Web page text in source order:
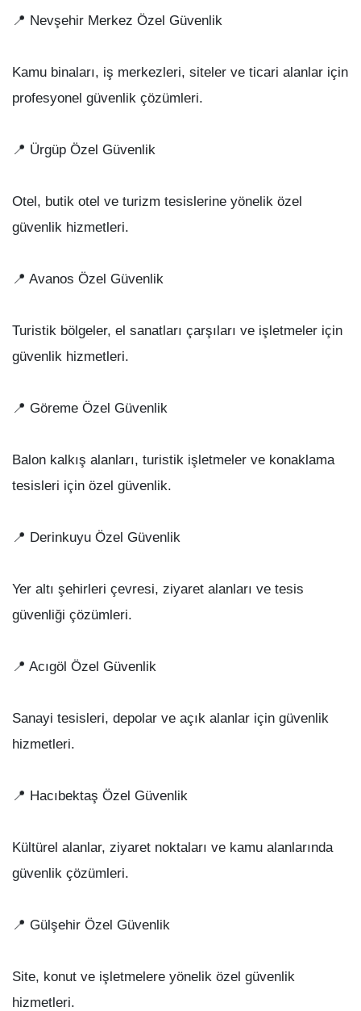
📍 Nevşehir Merkez Özel Güvenlik
Kamu binaları, iş merkezleri, siteler ve ticari alanlar için
profesyonel güvenlik çözümleri.
📍 Ürgüp Özel Güvenlik
Otel, butik otel ve turizm tesislerine yönelik özel
güvenlik hizmetleri.
📍 Avanos Özel Güvenlik
Turistik bölgeler, el sanatları çarşıları ve işletmeler için
güvenlik hizmetleri.
📍 Göreme Özel Güvenlik
Balon kalkış alanları, turistik işletmeler ve konaklama
tesisleri için özel güvenlik.
📍 Derinkuyu Özel Güvenlik
Yer altı şehirleri çevresi, ziyaret alanları ve tesis
güvenliği çözümleri.
📍 Acıgöl Özel Güvenlik
Sanayi tesisleri, depolar ve açık alanlar için güvenlik
hizmetleri.
📍 Hacıbektaş Özel Güvenlik
Kültürel alanlar, ziyaret noktaları ve kamu alanlarında
güvenlik çözümleri.
📍 Gülşehir Özel Güvenlik
Site, konut ve işletmelere yönelik özel güvenlik
hizmetleri.